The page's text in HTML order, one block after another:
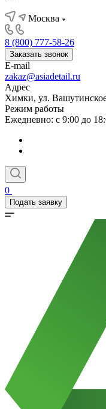
Москва
8 (800) 777-58-26
Заказать звонок
E-mail
zakaz@asiadetail.ru
Адрес
Химки, ул.
Режим работы
Ежедневно: с 9:00 до
0
Подать заявку